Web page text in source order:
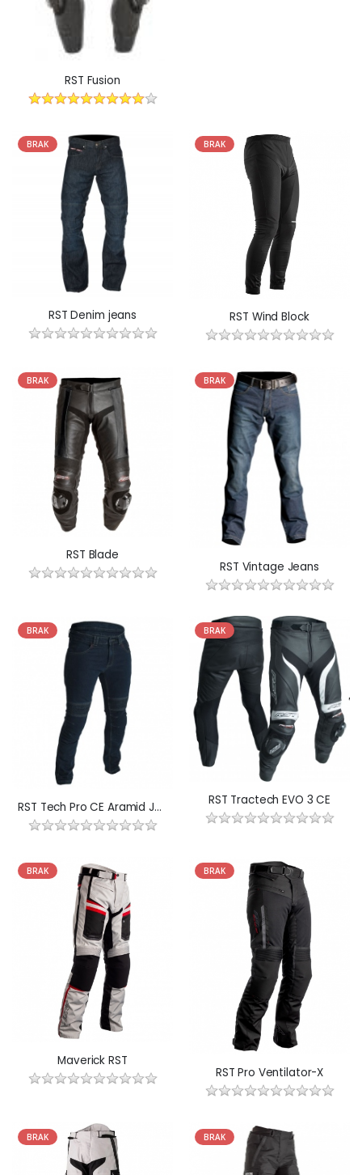
RST Fusion
BRAK
RST Denim jeans
BRAK
RST Wind Block
BRAK
RST Blade
BRAK
RST Vintage Jeans
BRAK
RST Tech Pro CE Aramid Jeans
BRAK
RST Tractech EVO 3 CE
BRAK
Maverick RST
BRAK
RST Pro Ventilator-X
BRAK BRAK